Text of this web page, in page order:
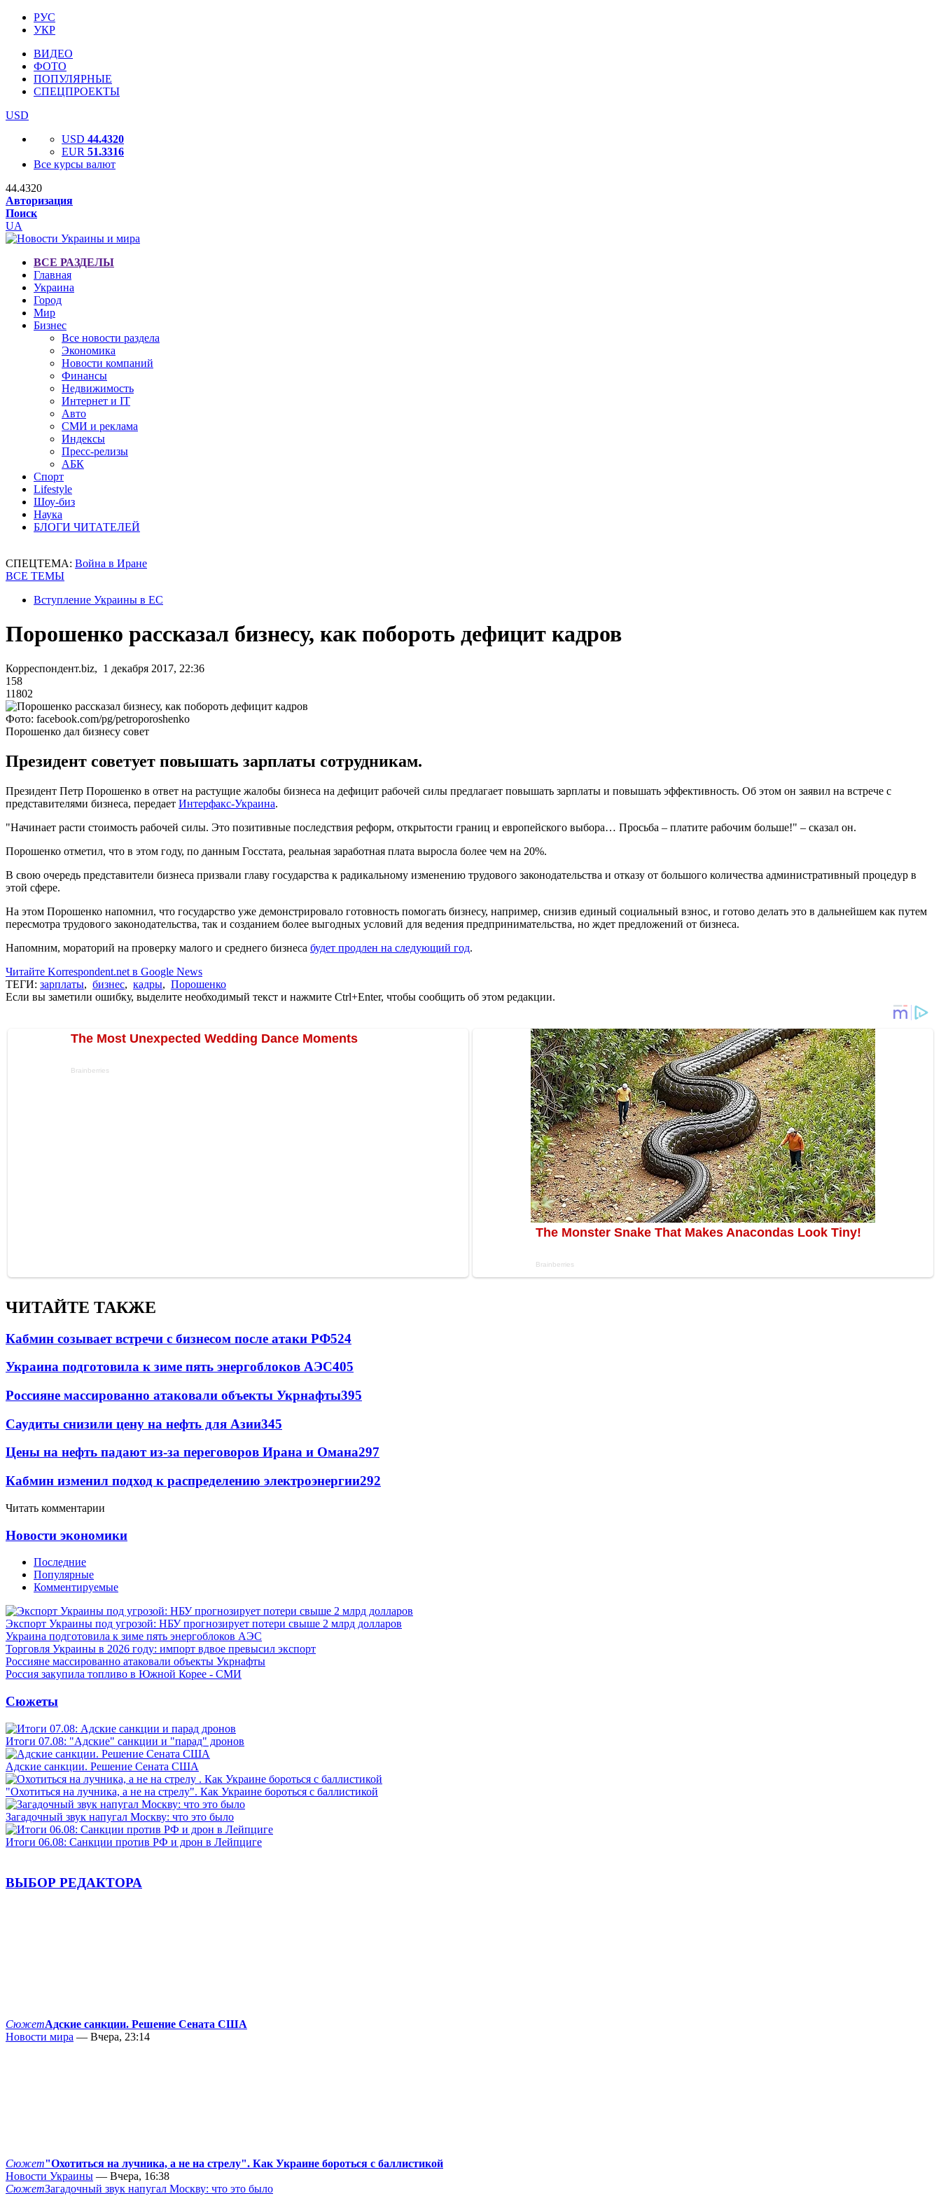
РУС
УКР
ВИДЕО
ФОТО
ПОПУЛЯРНЫЕ
СПЕЦПРОЕКТЫ
USD
USD 44.4320
EUR 51.3316
Все курсы валют
44.4320
Авторизация
Поиск
UA
ВСЕ РАЗДЕЛЫ
Главная
Украина
Город
Мир
Бизнес
Все новости раздела
Экономика
Новости компаний
Финансы
Недвижимость
Интернет и IT
Авто
СМИ и реклама
Индексы
Пресс-релизы
АБК
Спорт
Lifestyle
Шоу-биз
Наука
БЛОГИ ЧИТАТЕЛЕЙ
СПЕЦТЕМА: Война в Иране
ВСЕ ТЕМЫ
Вступление Украины в ЕС
Порошенко рассказал бизнесу, как побороть дефицит кадров
Корреспондент.biz, 1 декабря 2017, 22:36
158
11802
Фото: facebook.com/pg/petroporoshenko
Порошенко дал бизнесу совет
Президент советует повышать зарплаты сотрудникам.
Президент Петр Порошенко в ответ на растущие жалобы бизнеса на дефицит рабочей силы предлагает повышать зарплаты и повышать эффективность. Об этом он заявил на встрече с
представителями бизнеса, передает Интерфакс-Украина.
"Начинает расти стоимость рабочей силы. Это позитивные последствия реформ, открытости границ и европейского выбора… Просьба – платите рабочим больше!" – сказал он.
Порошенко отметил, что в этом году, по данным Госстата, реальная заработная плата выросла более чем на 20%.
В свою очередь представители бизнеса призвали главу государства к радикальному изменению трудового законодательства и отказу от большого количества административный процедур в
этой сфере.
На этом Порошенко напомнил, что государство уже демонстрировало готовность помогать бизнесу, например, снизив единый социальный взнос, и готово делать это в дальнейшем как путем
пересмотра трудового законодательства, так и созданием более выгодных условий для ведения предпринимательства, но ждет предложений от бизнеса.
Напомним, мораторий на проверку малого и среднего бизнеса будет продлен на следующий год.
Читайте Korrespondent.net в Google News
ТЕГИ: зарплаты, бизнес, кадры, Порошенко
Если вы заметили ошибку, выделите необходимый текст и нажмите Ctrl+Enter, чтобы сообщить об этом редакции.
ЧИТАЙТЕ ТАКЖЕ
Кабмин созывает встречи с бизнесом после атаки РФ524
Украина подготовила к зиме пять энергоблоков АЭС405
Россияне массированно атаковали объекты Укрнафты395
Саудиты снизили цену на нефть для Азии345
Цены на нефть падают из-за переговоров Ирана и Омана297
Кабмин изменил подход к распределению электроэнергии292
Читать комментарии
Новости экономики
Последние
Популярные
Комментируемые
Экспорт Украины под угрозой: НБУ прогнозирует потери свыше 2 млрд долларов
Украина подготовила к зиме пять энергоблоков АЭС
Торговля Украины в 2026 году: импорт вдвое превысил экспорт
Россияне массированно атаковали объекты Укрнафты
Россия закупила топливо в Южной Корее - СМИ
Сюжеты
Итоги 07.08: "Адские" санкции и "парад" дронов
Адские санкции. Решение Сената США
"Охотиться на лучника, а не на стрелу". Как Украине бороться с баллистикой
Загадочный звук напугал Москву: что это было
Итоги 06.08: Санкции против РФ и дрон в Лейпциге
ВЫБОР РЕДАКТОРА
СюжетАдские санкции. Решение Сената США
Новости мира — Вчера, 23:14
Сюжет"Охотиться на лучника, а не на стрелу". Как Украине бороться с баллистикой
Новости Украины — Вчера, 16:38
СюжетЗагадочный звук напугал Москву: что это было